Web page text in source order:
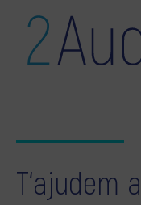
T‘ajudem